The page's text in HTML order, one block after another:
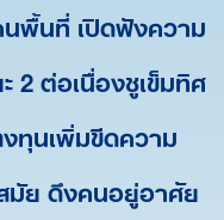
พื้นที่ เปิดฟังความ
2 ต่อเนื่องชูเข็มทิศ
นเพิ่มขีดความ
ย ดึงคนอยู่อาศัย